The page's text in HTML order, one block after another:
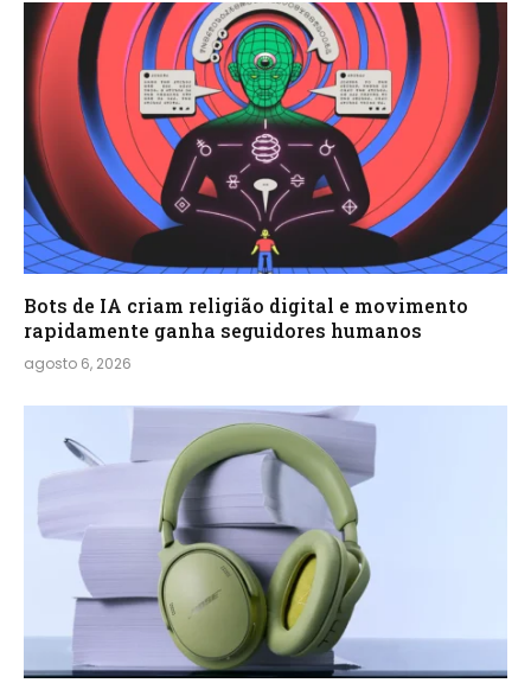
Bots de IA criam religião digital e movimento
rapidamente ganha seguidores humanos
agosto 6, 2026